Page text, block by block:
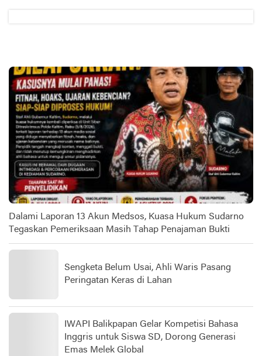
Dalami Laporan 13 Akun Medsos, Kuasa Hukum Sudarno
Tegaskan Pemeriksaan Masih Tahap Penajaman Bukti
Sengketa Belum Usai, Ahli Waris Pasang
Peringatan Keras di Lahan
IWAPI Balikpapan Gelar Kompetisi Bahasa
Inggris untuk Siswa SD, Dorong Generasi
Emas Melek Global